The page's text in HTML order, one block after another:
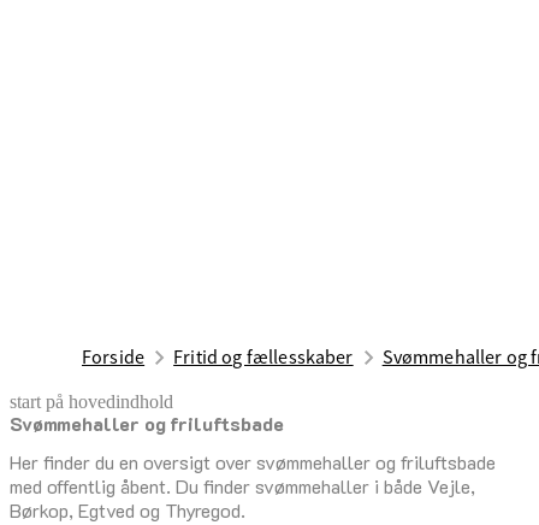
Forside Fritid og fællesskaber Svømmehaller og
start på hovedindhold
Svømmehaller og friluftsbade
Her finder du en oversigt over svømmehaller og friluftsbade
med offentlig åbent. Du finder svømmehaller i både Vejle,
Børkop, Egtved og Thyregod.
senest opdateret 26. juni 2026